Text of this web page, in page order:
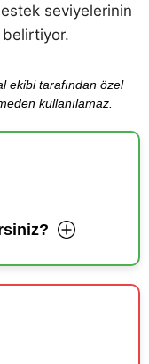
seviyelerinin
ekibi tarafından özel
kullanılamaz.